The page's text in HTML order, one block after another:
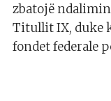
zbatojë
Titullit IX, duke
fondet federale